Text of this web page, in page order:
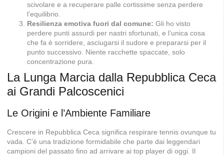
scivolare e a recuperare palle cortissime senza perdere
l’equilibrio.
Resilienza emotiva fuori dal comune: Gli ho visto
perdere punti assurdi per nastri sfortunati, e l’unica cosa
che fa è sorridere, asciugarsi il sudore e prepararsi per il
punto successivo. Niente racchette spaccate, solo
concentrazione pura.
La Lunga Marcia dalla Repubblica Ceca
ai Grandi Palcoscenici
Le Origini e l’Ambiente Familiare
Crescere in Repubblica Ceca significa respirare tennis ovunque tu
vada. C’è una tradizione formidabile che parte dai leggendari
campioni del passato fino ad arrivare ai top player di oggi. Il